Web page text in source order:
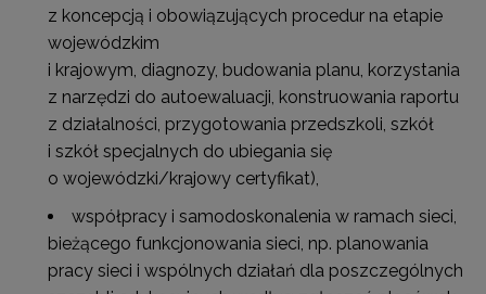
z koncepcją i obowiązujących procedur na etapie
wojewódzkim
i krajowym, diagnozy, budowania planu, korzystania
z narzędzi do autoewaluacji, konstruowania raportu
z działalności, przygotowania przedszkoli, szkół
i szkół specjalnych do ubiegania się
o wojewódzki/krajowy certyfikat),
współpracy i samodoskonalenia w ramach sieci,
bieżącego funkcjonowania sieci, np. planowania
pracy sieci i wspólnych działań dla poszczególnych